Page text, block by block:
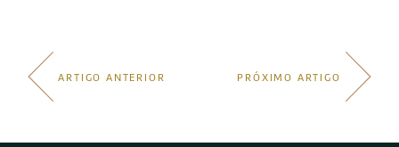
ARTIGO ANTERIOR PRÓXIMO ARTIGO